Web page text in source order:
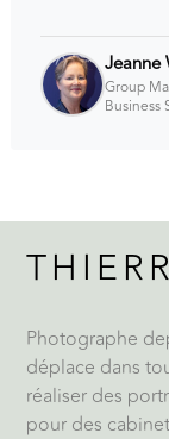
Jeanne
Group
Business
Photographe
déplace dans
réaliser des
pour des